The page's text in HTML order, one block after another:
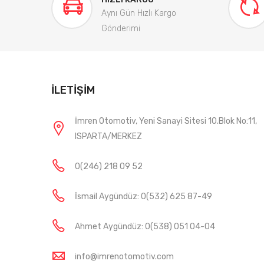
Aynı Gün Hızlı Kargo
Gönderimi
İLETIŞIM
İmren Otomotiv, Yeni Sanayi Sitesi 10.Blok No:11,
ISPARTA/MERKEZ
0(246) 218 09 52
İsmail Aygündüz: 0(532) 625 87-49
Ahmet Aygündüz: 0(538) 051 04-04
info@imrenotomotiv.com